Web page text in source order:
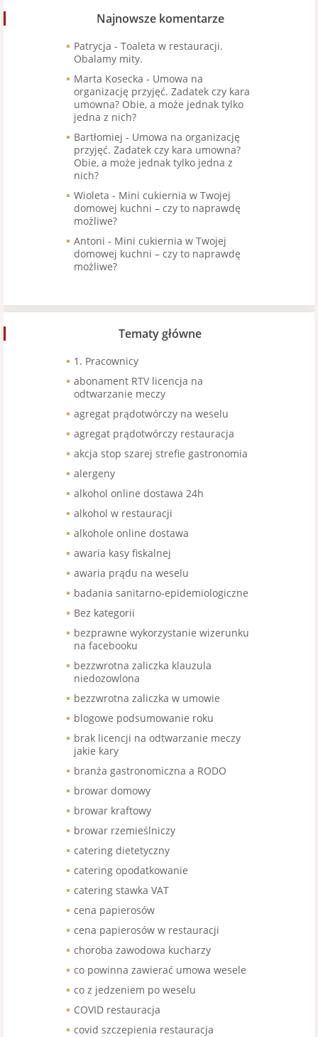
Najnowsze komentarze
Patrycja - Toaleta w restauracji.
Obalamy mity.
Marta Kosecka - Umowa na
organizację przyjęć. Zadatek czy kara
umowna? Obie, a może jednak tylko
jedna z nich?
Bartłomiej - Umowa na organizację
przyjęć. Zadatek czy kara umowna?
Obie, a może jednak tylko jedna z
nich?
Wioleta - Mini cukiernia w Twojej
domowej kuchni – czy to naprawdę
możliwe?
Antoni - Mini cukiernia w Twojej
domowej kuchni – czy to naprawdę
możliwe?
Tematy główne
1. Pracownicy
abonament RTV licencja na
odtwarzanie meczy
agregat prądotwórczy na weselu
agregat prądotwórczy restauracja
akcja stop szarej strefie gastronomia
alergeny
alkohol online dostawa 24h
alkohol w restauracji
alkohole online dostawa
awaria kasy fiskalnej
awaria prądu na weselu
badania sanitarno-epidemiologiczne
Bez kategorii
bezprawne wykorzystanie wizerunku
na facebooku
bezzwrotna zaliczka klauzula
niedozowlona
bezzwrotna zaliczka w umowie
blogowe podsumowanie roku
brak licencji na odtwarzanie meczy
jakie kary
branża gastronomiczna a RODO
browar domowy
browar kraftowy
browar rzemieślniczy
catering dietetyczny
catering opodatkowanie
catering stawka VAT
cena papierosów
cena papierosów w restauracji
choroba zawodowa kucharzy
co powinna zawierać umowa wesele
co z jedzeniem po weselu
COVID restauracja
covid szczepienia restauracja